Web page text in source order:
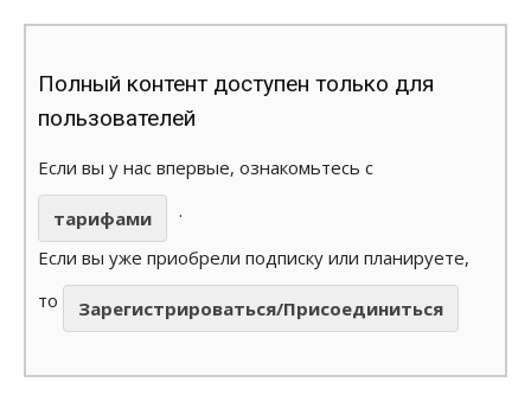
Полный контент доступен только для
пользователей
Если вы у нас впервые, ознакомьтесь с
тарифами
.
Если вы уже приобрели подписку или планируете,
то
Зарегистрироваться/Присоединиться